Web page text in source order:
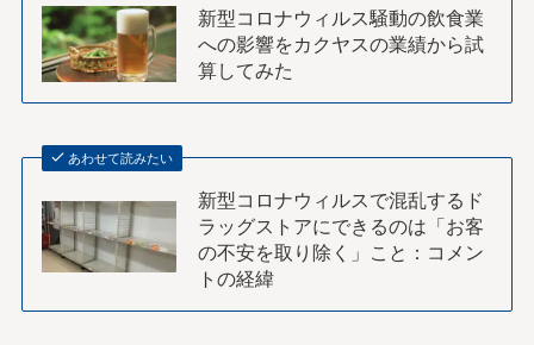
新型コロナウィルス騒動の飲食業
への影響をカクヤスの業績から試
算してみた
あわせて読みたい
新型コロナウィルスで混乱するド
ラッグストアにできるのは「お客
の不安を取り除く」こと：コメン
トの経緯